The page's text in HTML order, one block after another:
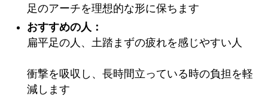
足のアーチを理想的な形に保ちます
おすすめの人：
扁平足の人、土踏まずの疲れを感じやすい人
衝撃を吸収し、長時間立っている時の負担を軽
減します